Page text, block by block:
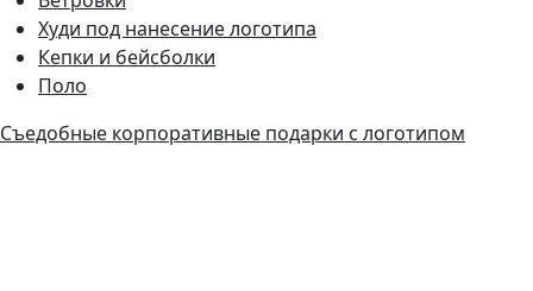
Худи под нанесение логотипа
Кепки и бейсболки
Поло
Съедобные корпоративные подарки с логотипом